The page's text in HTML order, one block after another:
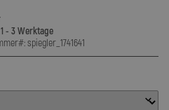
- 3 Werktage
spiegler_1741641